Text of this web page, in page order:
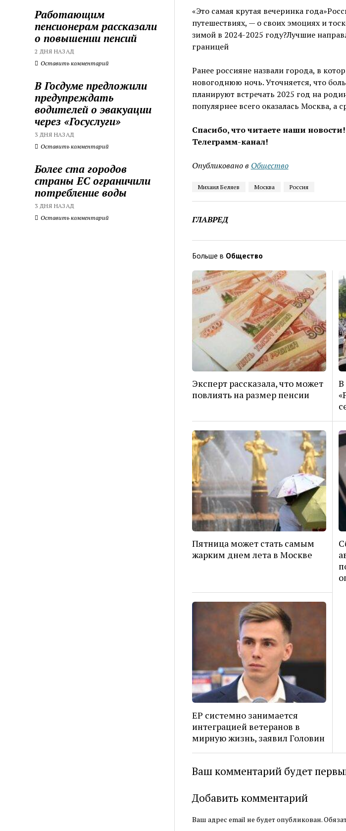
Работающим
пенсионерам рассказали
о повышении пенсий
2 ДНЯ НАЗАД
Оставить комментарий
В Госдуме предложили
предупреждать
водителей о эвакуации
через «Госуслуги»
3 ДНЯ НАЗАД
Оставить комментарий
Более ста городов
страны ЕС ограничили
потребление воды
3 ДНЯ НАЗАД
Оставить комментарий
«Это самая крутая вечеринка
путешествиях, — о своих эмоциях и
зимой в 2024-2025 году?Лучшие
границей
Ранее россияне назвали города, в
новогоднюю ночь. Уточняется, что
планируют встречать 2025 год на
популярнее всего оказалась Москва, а
Спасибо, что читаете наши
Телеграмм-канал!
Опубликовано в Общество
Михаил Беляев Москва Россия
ГЛАВРЕД
Больше в Общество
Эксперт рассказала, что может
повлиять на размер пенсии
В
Пятница может стать самым
жарким днем лета в Москве
ЕР системно занимается
интеграцией ветеранов в
мирную жизнь, заявил Головин
Ваш комментарий будет
Добавить комментарий
Ваш адрес email не будет опубликован.